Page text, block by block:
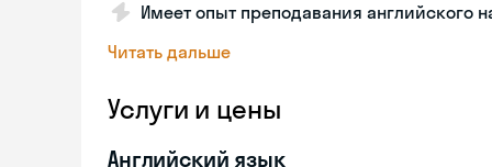
Имеет опыт преподавания английского
Читать дальше
Услуги и цены
Английский язык